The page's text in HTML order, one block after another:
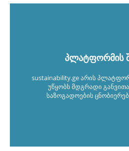
პლატფორმის
sustainability.ge არის
უწყობს მდგრადი
საზოგადოების